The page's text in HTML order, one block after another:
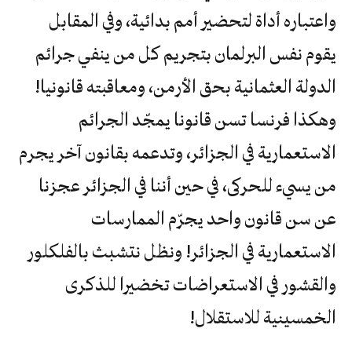
واعتباره أداة لتحضير أمم بدائية، وفي المقابل
يقوم نفس البرلمان بتجريم كل من ينفي جرائم
الدولة العثمانية بحق الأرمن، ومعاقبته قانونيا!
وهكذا فرنسا تسن قانونا يمجّد الجرائم
الاستعمارية في الجزائر، وتدعمه بقانون آخر يجرم
من يسيء للحركى، في حين أننا في الجزائر عجزنا
عن سن قانون واحد يجرّم الممارسات
الاستعمارية في الجزائر! ونظل نتشبث بالفلكلور
والقشور في الاستعراضات تخضيرا للذكرى
الخمسينية للاستقلال!